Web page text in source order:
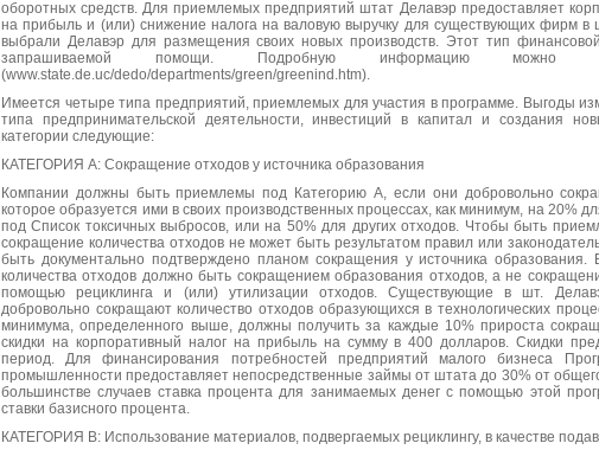
оборотных средств. Для приемлемых предприятий штат Делавэр предоставляет
на прибыль и (или) снижение налога на валовую выручку для существующих фирм в
выбрали Делавэр для размещения своих новых производств. Этот тип
запрашиваемой помощи. Подробную информацию
(www.state.de.uc/dedo/departments/green/greenind.htm).
Имеется четыре типа предприятий, приемлемых для участия в программе. Выгоды
типа предпринимательской деятельности, инвестиций в капитал и создания
категории следующие:
КАТЕГОРИЯ А: Сокращение отходов у источника образования
Компании должны быть приемлемы под Категорию А, если они добровольно
которое образуется ими в своих производственных процессах, как минимум, на 20%
под Список токсичных выбросов, или на 50% для других отходов. Чтобы быть
сокращение количества отходов не может быть результатом правил или
быть документально подтверждено планом сокращения у источника
количества отходов должно быть сокращением образования отходов, а не
помощью рециклинга и (или) утилизации отходов. Существующие в шт.
добровольно сокращают количество отходов образующихся в технологических
минимума, определенного выше, должны получить за каждые 10% прироста
скидки на корпоративный налог на прибыль на сумму в 400 долларов. Скидки
период. Для финансирования потребностей предприятий малого бизнеса
промышленности предоставляет непосредственные займы от штата до 30% от
большинстве случаев ставка процента для занимаемых денег с помощью этой
ставки базисного процента.
КАТЕГОРИЯ В: Использование материалов, подвергаемых рециклингу, в качестве